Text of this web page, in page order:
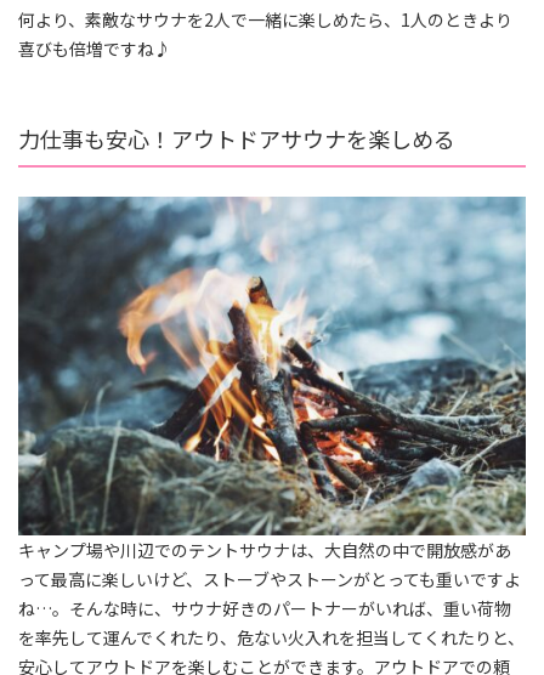
何より、素敵なサウナを2人で一緒に楽しめたら、1人のときより
喜びも倍増ですね♪
力仕事も安心！アウトドアサウナを楽しめる
キャンプ場や川辺でのテントサウナは、大自然の中で開放感があ
って最高に楽しいけど、ストーブやストーンがとっても重いですよ
ね…。そんな時に、サウナ好きのパートナーがいれば、重い荷物
を率先して運んでくれたり、危ない火入れを担当してくれたりと、
安心してアウトドアを楽しむことができます。アウトドアでの頼